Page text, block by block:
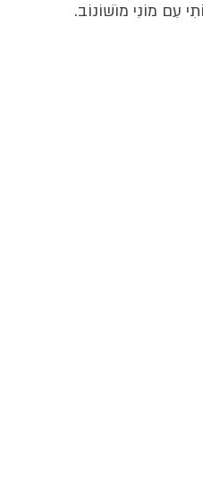
עִם מוֹנִי מוֹשׁוֹנוֹב.